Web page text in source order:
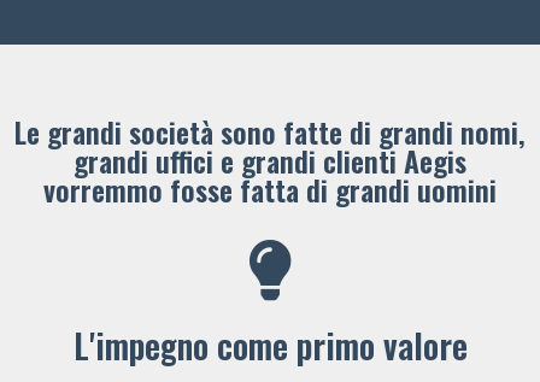
Le grandi società sono fatte di grandi nomi,
grandi uffici e grandi clienti ​Aegis
vorremmo fosse fatta di grandi uomini
L'impegno come primo valore